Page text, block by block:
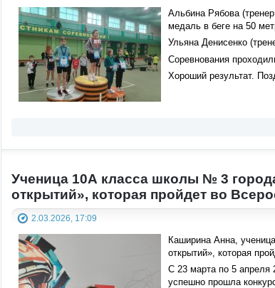
Альбина Рябова
медаль в беге на 50
Ульяна Денисенко
Соревнования
Хороший результат.
Ученица 10А класса школы № 3
открытий», которая пройдет во
2.03.2026, 17:09
Каширина Анна,
открытий», которая
С 23 марта по 5 апреля
успешно прошла